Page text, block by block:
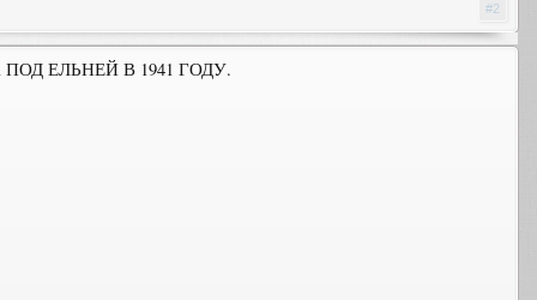
#2
ЕЛЬНЕЙ В 1941 ГОДУ.